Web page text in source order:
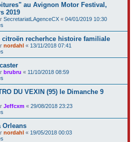
au Avignon Motor Festival,
2019
SecretariatLAgenceCX «04/01/2019 10:30
citroën recherhce histoire familiale
nordahl « 13/11/2018 07:41
brubru « 11/10/2018 08:59
DU VEXIN (95) le Dimanche 9
Jeffcxm «29/08/2018 23:23
Orleans
nordahl « 19/05/2018 00:03